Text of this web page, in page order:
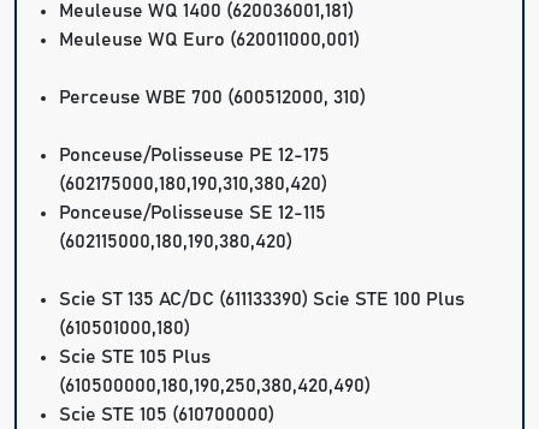
Meuleuse WQ 1400 (620036001,181)
Meuleuse WQ Euro (620011000,001)
Perceuse WBE 700 (600512000, 310)
Ponceuse/Polisseuse PE 12-175
(602175000,180,190,310,380,420)
Ponceuse/Polisseuse SE 12-115
(602115000,180,190,380,420)
Scie ST 135 AC/DC (611133390) Scie STE 100 Plus
(610501000,180)
Scie STE 105 Plus
(610500000,180,190,250,380,420,490)
Scie STE 105 (610700000)